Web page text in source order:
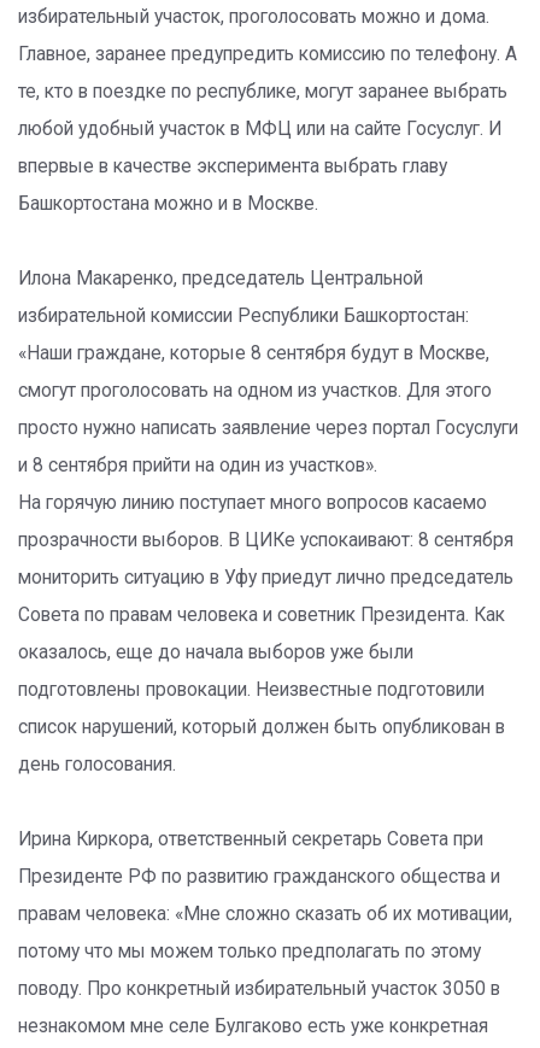
избирательный участок, проголосовать можно и дома.
Главное, заранее предупредить комиссию по телефону. А
те, кто в поездке по республике, могут заранее выбрать
любой удобный участок в МФЦ или на сайте Госуслуг. И
впервые в качестве эксперимента выбрать главу
Башкортостана можно и в Москве.
Илона Макаренко, председатель Центральной
избирательной комиссии Республики Башкортостан:
«Наши граждане, которые 8 сентября будут в Москве,
смогут проголосовать на одном из участков. Для этого
просто нужно написать заявление через портал Госуслуги
и 8 сентября прийти на один из участков».
На горячую линию поступает много вопросов касаемо
прозрачности выборов. В ЦИКе успокаивают: 8 сентября
мониторить ситуацию в Уфу приедут лично председатель
Совета по правам человека и советник Президента. Как
оказалось, еще до начала выборов уже были
подготовлены провокации. Неизвестные подготовили
список нарушений, который должен быть опубликован в
день голосования.
Ирина Киркора, ответственный секретарь Совета при
Президенте РФ по развитию гражданского общества и
правам человека: «Мне сложно сказать об их мотивации,
потому что мы можем только предполагать по этому
поводу. Про конкретный избирательный участок 3050 в
незнакомом мне селе Булгаково есть уже конкретная